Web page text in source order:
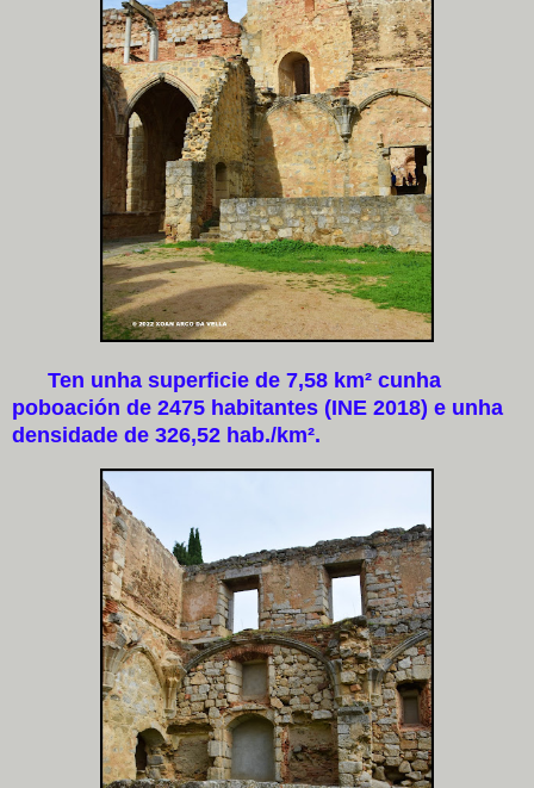
Ten unha superficie de 7,58 km² cunha
poboación de 2475 habitantes (INE 2018) e unha
densidade de 326,52 hab./km².